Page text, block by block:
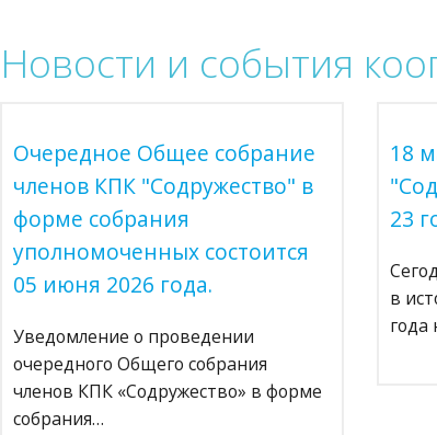
Новости и события
Очередное Общее собрание
членов КПК "Содружество" в
форме собрания
уполномоченных состоится
05 июня 2026 года.
Уведомление о проведении
очередного Общего собрания
членов КПК «Содружество» в форме
собрания…
18
23
в
года